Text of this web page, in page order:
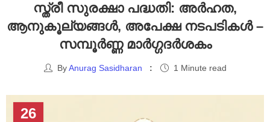
സ്ത്രീ സുരക്ഷാ പദ്ധതി: അർഹത,
ആനുകൂല്യങ്ങൾ, അപേക്ഷ നടപടികൾ –
സമ്പൂർണ്ണ മാർഗ്ഗദർശകം
ByAnurag Sasidharan 1 Minute read
26